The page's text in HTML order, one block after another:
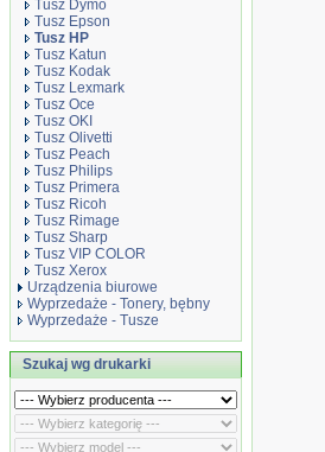
Tusz Dymo
Tusz Epson
Tusz HP
Tusz Katun
Tusz Kodak
Tusz Lexmark
Tusz Oce
Tusz OKI
Tusz Olivetti
Tusz Peach
Tusz Philips
Tusz Primera
Tusz Ricoh
Tusz Rimage
Tusz Sharp
Tusz VIP COLOR
Tusz Xerox
Urządzenia biurowe
Wyprzedaże - Tonery, bębny
Wyprzedaże - Tusze
Szukaj wg drukarki